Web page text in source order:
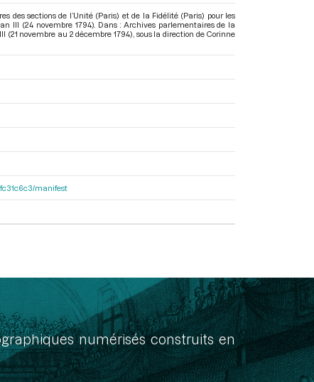
des sections de l’Unité (Paris) et de la Fidélité (Paris) pour les
III (24 novembre 1794). Dans : Archives parlementaires de la
(21 novembre au 2 décembre 1794) , sous la direction de Corinne
manifest
numérisés construits en